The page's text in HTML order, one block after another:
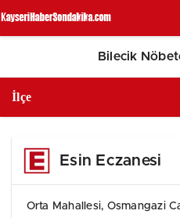
Bilecik
Esin Eczanesi
Orta Mahallesi, Osmangazi